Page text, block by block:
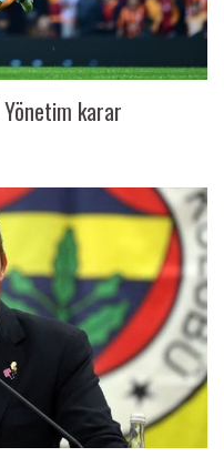
karar